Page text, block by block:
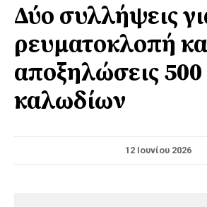
Δύο συλλήψεις
ρευματοκλοπή
αποξηλώσεις
καλωδίων
12 Ιουνίου 2026